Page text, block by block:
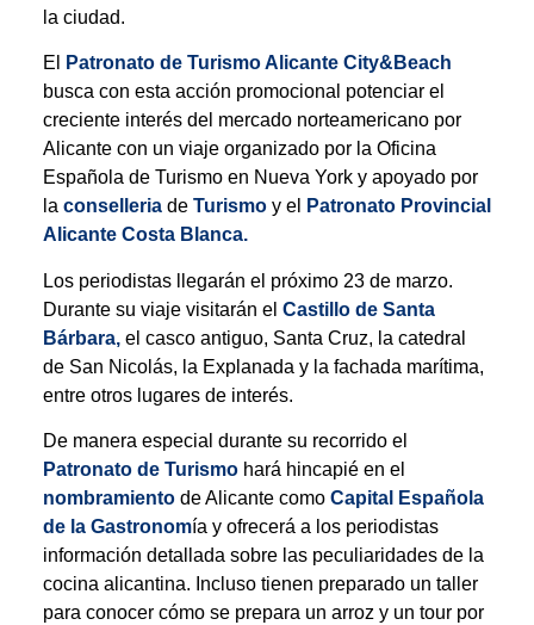
la ciudad.
El
Patronato de Turismo Alicante City&Beach
busca con esta acción promocional potenciar el
creciente interés del mercado norteamericano por
Alicante con un viaje organizado por la Oficina
Española de Turismo en Nueva York y apoyado por
la conselleriade Turismoy el
Patronato Provincial
Alicante Costa Blanca.
Los periodistas llegarán el próximo 23 de marzo.
Durante su viaje visitarán el Castillo de Santa
Bárbara,el casco antiguo, Santa Cruz, la catedral
de San Nicolás, la Explanada y la fachada marítima,
entre otros lugares de interés.
De manera especial durante su recorrido el
Patronato de Turismohará hincapié en el
nombramientode Alicante como Capital Española
de la Gastronomía y ofrecerá a los periodistas
información detallada sobre las peculiaridades de la
cocina alicantina. Incluso tienen preparado un taller
para conocer cómo se prepara un arroz y un tour por